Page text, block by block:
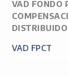
VAD FONDO
VAD FPCT